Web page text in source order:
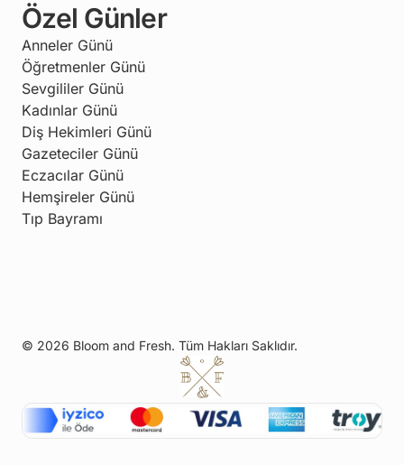
Özel Günler
Anneler Günü
Öğretmenler Günü
Sevgililer Günü
Kadınlar Günü
Diş Hekimleri Günü
Gazeteciler Günü
Eczacılar Günü
Hemşireler Günü
Tıp Bayramı
© 2026 Bloom and Fresh. Tüm Hakları Saklıdır.